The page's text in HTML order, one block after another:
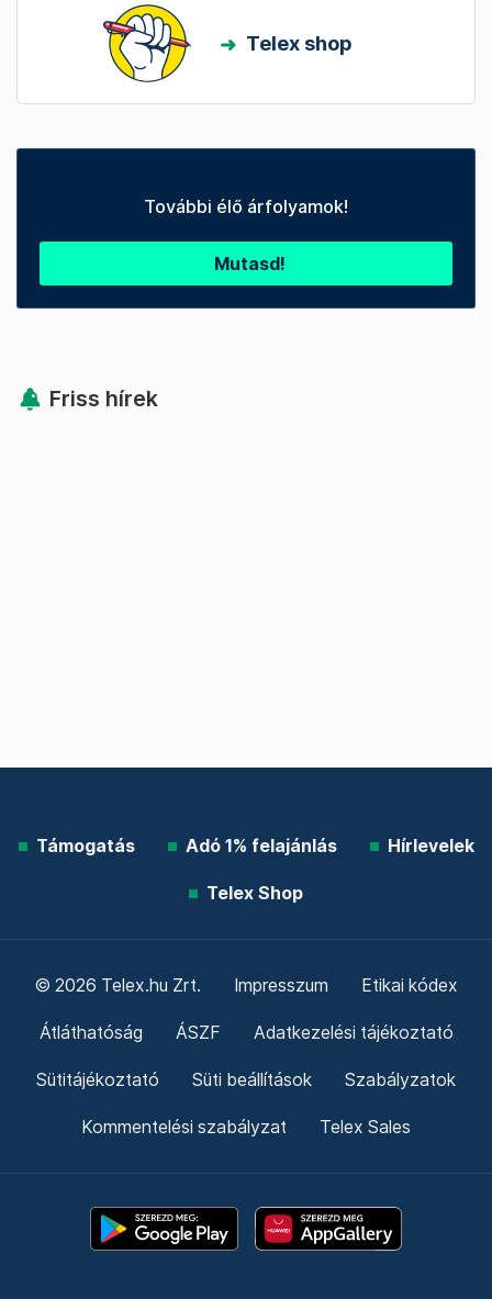
Telex shop
További élő árfolyamok!
Mutasd!
Friss hírek
Támogatás Adó 1% felajánlás Hírlevelek
Telex Shop
© 2026 Telex.hu Zrt. Impresszum Etikai kódex
Átláthatóság ÁSZF Adatkezelési tájékoztató
Sütitájékoztató Süti beállítások Szabályzatok
Kommentelési szabályzat Telex Sales